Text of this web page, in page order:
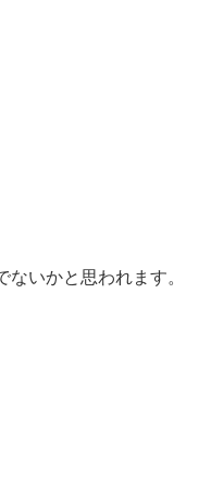
いかと思われます。